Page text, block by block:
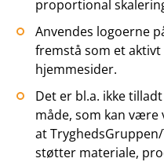
proportional
Anvendes logoerne
fremstå som et
hjemmesider.
Det er bl.a. ikke
måde, som kan være
at
støtter materiale,